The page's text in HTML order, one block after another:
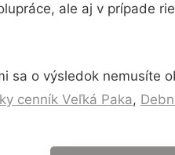
ale aj v prípade
sa o výsledok nemusíte
cenník Veľká Paka,